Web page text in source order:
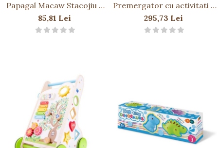
Papagal Macaw Stacojiu -
Jucarie Plus Wild Republic 20
cm
85,81 Lei
Premergator cu activitati 7
in 1 Lelin
295,73 Lei